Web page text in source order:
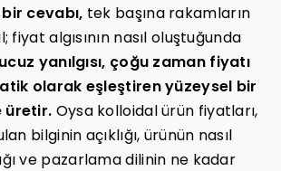
cevabı, tek başına rakamların
fiyat algısının nasıl oluştuğunda
yanılgısı, çoğu zaman fiyatı
olarak eşleştiren yüzeysel bir
üretir. Oysa kolloidal ürün fiyatları,
bilginin açıklığı, ürünün nasıl
ve pazarlama dilinin ne kadar